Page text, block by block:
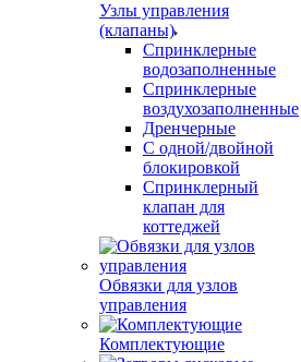
Узлы управления
(клапаны)
Спринклерные
водозаполненные
Спринклерные
воздухозаполненные
Дренчерные
С одной/двойной
блокировкой
Спринклерный
клапан для
коттеджей
Обвязки для узлов
управления
Комплектующие